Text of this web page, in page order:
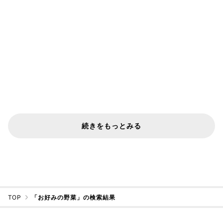
続きをもっとみる
TOP 「お好みの野菜」の検索結果